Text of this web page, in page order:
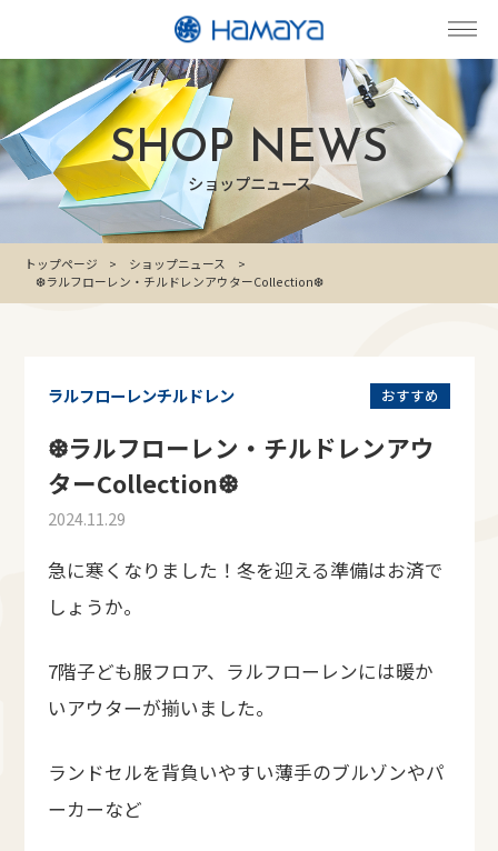
SHOP NEWS
ショップニュース
トップページ
ショップニュース
❆ラルフローレン・チルドレンアウターCollection❆
おすすめ
ラルフローレンチルドレン
❆ラルフローレン・チルドレンアウ
ターCollection❆
2024.11.29
急に寒くなりました！冬を迎える準備はお済で
しょうか。
7階子ども服フロア、ラルフローレンには暖か
いアウターが揃いました。
ランドセルを背負いやすい薄手のブルゾンやパ
ーカーなど